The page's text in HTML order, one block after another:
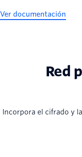
Ver documentación
Red
Incorpora el cifrado y